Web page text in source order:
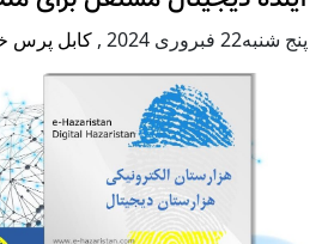
پنج شنبه22 فبروری 2024 , کابل پرس